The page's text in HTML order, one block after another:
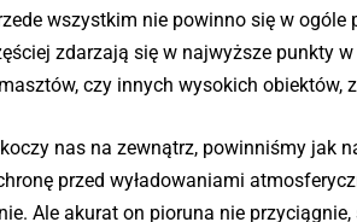
wszystkim nie powinno się w
zdarzają się w najwyższe punkty
czy innych wysokich obiektów,
nas na zewnątrz, powinniśmy jak
przed wyładowaniami
Ale akurat on pioruna nie przyciągnie,